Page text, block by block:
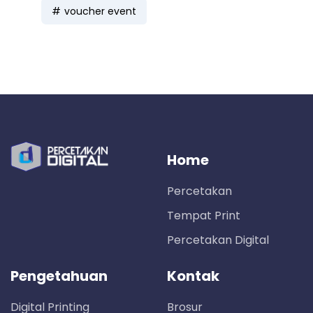
voucher event
Home
Percetakan
Tempat Print
Percetakan Digital
Pengetahuan
Digital Printing
Kontak
Brosur